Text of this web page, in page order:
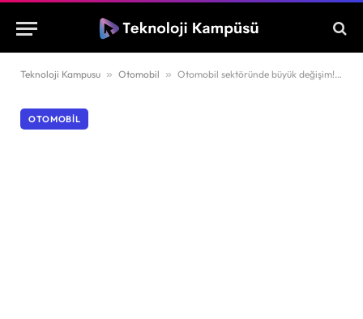
Teknoloji Kampusu » Otomobil » Otomobil sektöründe büyük değişim! ÖTV sistemi sil baştan düzenleniyor
OTOMOBIL